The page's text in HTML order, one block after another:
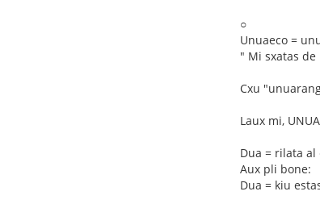
○
Unuaeco =
" Mi sxatas
Cxu
Laux mi,
Dua = rilata al
Aux pli bone:
Dua = kiu